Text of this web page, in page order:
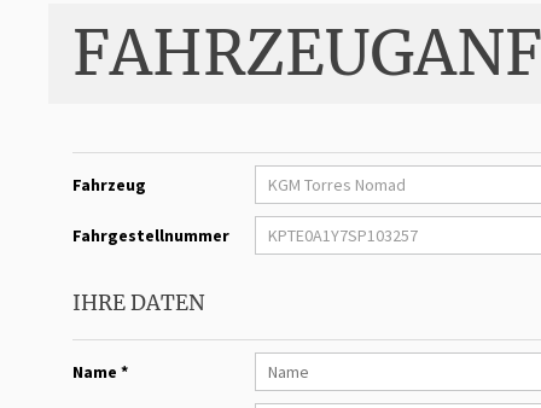
Fahrzeug
Fahrgestellnummer
IHRE DATEN
Name *